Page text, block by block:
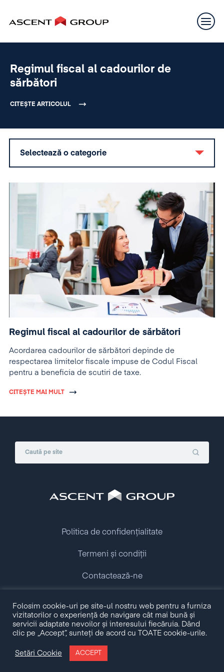
Regimul fiscal al cadourilor de
sărbători
CITEȘTE ARTICOLUL
Selectează o categorie
Regimul fiscal al cadourilor de sărbători
Acordarea cadourilor de sărbători depinde de
respectarea limitelor fiscale impuse de Codul Fiscal
pentru a beneficia de scutiri de taxe.
CITEȘTE MAI MULT
Copyright © 2009 - 2026 Ascent Group.
All rights reserved.
Politica de confidențialitate
Termeni și condiții
Contactează-ne
Folosim cookie-uri pe site-ul nostru web pentru a furniza
vizitatorilor o experiență de navigare cât mai bună și
servicii adaptate nevoilor și interesului fiecăruia. Dând
clic pe „Accept”, sunteți de acord cu TOATE cookie-urile.
Setări Cookie ACCEPT